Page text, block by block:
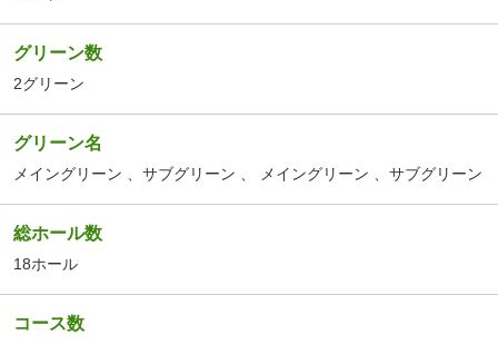
グリーン数
2グリーン
グリーン名
メイングリーン 、サブグリーン メイングリーン 、サブグリーン
総ホール数
18ホール
コース数